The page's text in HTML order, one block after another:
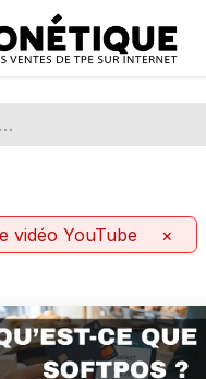
vidéo YouTube ×